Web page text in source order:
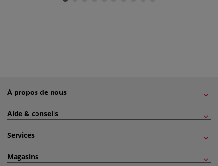
À propos de nous
Aide & conseils
Services
Magasins